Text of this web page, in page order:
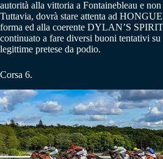
autorità alla vittoria a Fontainebleau e
Tuttavia, dovrà stare attenta ad
forma ed alla coerente DYLAN’S
continuato a fare diversi buoni tentativi su
legittime pretese da podio.
Corsa 6.